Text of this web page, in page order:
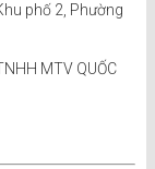
phố 2, Phường
MTV QUỐC